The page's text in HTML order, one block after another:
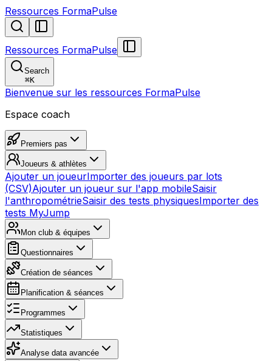
Ressources FormaPulse
Ressources FormaPulse
Search
⌘K
Bienvenue sur les ressources FormaPulse
Espace coach
Premiers pas
Joueurs & athlètes
Ajouter un joueurImporter des joueurs par lots
(CSV)Ajouter un joueur sur l'app mobileSaisir
l'anthropométrieSaisir des tests physiquesImporter des
tests MyJump
Mon club & équipes
Questionnaires
Création de séances
Planification & séances
Programmes
Statistiques
Analyse data avancée